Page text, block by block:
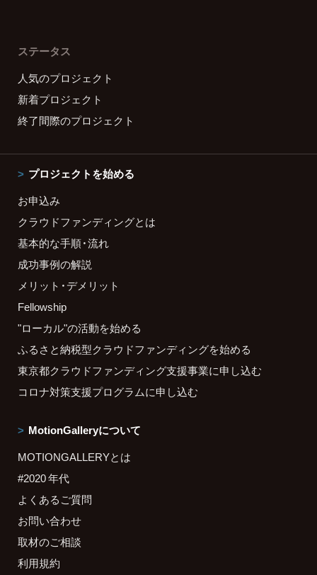
ステータス
人気のプロジェクト
新着プロジェクト
終了間際のプロジェクト
プロジェクトを始める
お申込み
クラウドファンディングとは
基本的な手順・流れ
成功事例の解説
メリット・デメリット
Fellowship
"ローカル"の活動を始める
ふるさと納税型クラウドファンディングを始める
東京都クラウドファンディング支援事業に申し込む
コロナ対策支援プログラムに申し込む
MotionGalleryについて
MOTIONGALLERYとは
#2020 年代
よくあるご質問
お問い合わせ
取材のご相談
利用規約